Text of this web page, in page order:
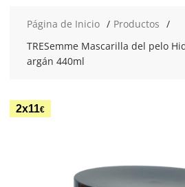
Página de Inicio
Productos
TRESemme Mascarilla del pelo
argán 440ml
2x11€